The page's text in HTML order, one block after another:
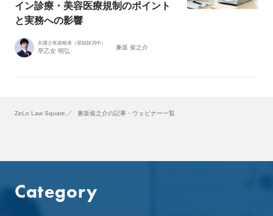
Z
e
L
o
s
V
イン診療・美容医療規制のポイント
と実務への影響
弁護士有資格者（登録抹消中）
早乙女 明弘
兼坂 俊之介
ZeLo Law Square 兼坂俊之介の記事・ウェビナー一覧
Category